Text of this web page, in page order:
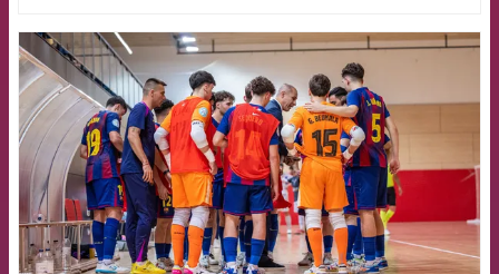
FCB Barcelona badge